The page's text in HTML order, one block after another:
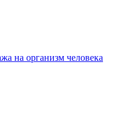
на организм человека